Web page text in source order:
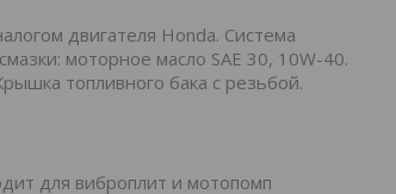
двигателя Honda. Система
моторное масло SAE 30, 10W-40.
топливного бака с резьбой.
для виброплит и мотопомп